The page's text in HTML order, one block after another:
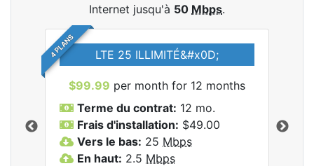
Internet jusqu'à 50 Mbps.
4 PLANS LTE 25 ILLIMITÉ&#x0D;
$99.99 per month for 12 months
Terme du contrat: 12 mo.
Frais d'installation: $49.00
Vers le bas: 25 Mbps
En haut: 2.5 Mbps